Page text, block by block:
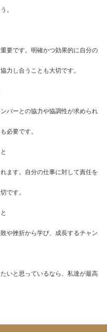
。
要です。明確かつ効果的に自分の
力し合うことも大切です。
バーとの協力や協調性が求められ
必要です。
ます。自分の仕事に対して責任を
です。
や挫折から学び、成長するチャン
いと思っているなら、私達が最高